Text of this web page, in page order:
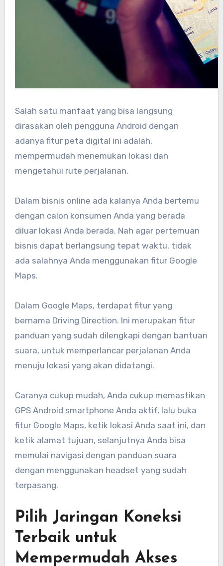
Salah satu manfaat yang bisa langsung
dirasakan oleh pengguna Android dengan
adanya fitur peta digital ini adalah,
mempermudah menemukan lokasi dan
mengetahui rute perjalanan.
Dalam bisnis online ada kalanya Anda bertemu
dengan calon konsumen Anda yang berada
diluar lokasi Anda berada. Nah agar pertemuan
bisnis dapat berlangsung tepat waktu, tidak
ada salahnya Anda menggunakan fitur Google
Maps.
Dalam Google Maps, terdapat fitur yang
bernama Driving Direction. Ini merupakan fitur
panduan yang sudah dilengkapi dengan bantuan
suara, untuk memperlancar perjalanan Anda
menuju lokasi yang akan didatangi.
Caranya cukup mudah, Anda cukup memastikan
GPS Android smartphone Anda aktif, lalu buka
fitur Google Maps, ketik lokasi Anda saat ini, dan
ketik alamat tujuan, selanjutnya Anda bisa
memulai navigasi dengan panduan suara
dengan menggunakan headset yang sudah
terpasang.
Pilih Jaringan Koneksi
Terbaik untuk
Mempermudah Akses